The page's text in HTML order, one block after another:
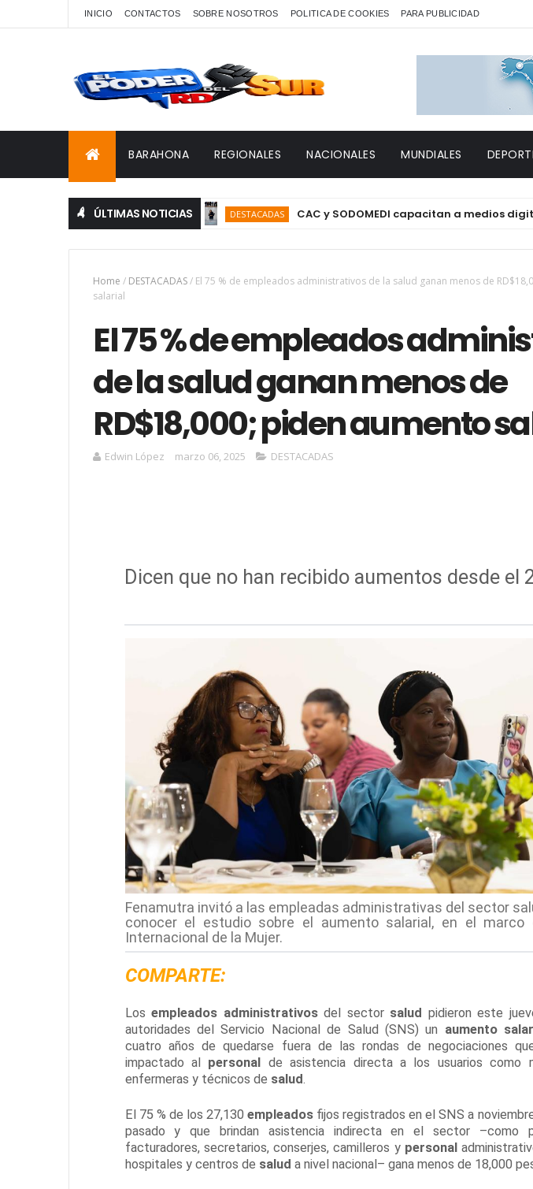
INICIO CONTACTOS SOBRE NOSOTROS POLITICA DE COOKIES PARA PUBLICIDAD
BARAHONA REGIONALES NACIONALES MUNDIALES
ÚLTIMAS NOTICIASDESTACADAS CAC y SODOMEDI capacitan a medios digitales
Home / DESTACADAS/ El 75 % de empleados administrativos de la salud ganan menos de
salarial
El 75 % de empleados
de la salud ganan menos de
RD$18,000; piden aumento
Edwin López marzo 06, 2025 DESTACADAS
Dicen que no han recibido aumentos desde el
Fenamutra invitó a las empleadas administrativas del sector
conocer el estudio sobre el aumento salarial, en el marco
Internacional de la Mujer.
COMPARTE:
Losempleados administrativosdel sector salud pidieron este
autoridades del Servicio Nacional de Salud (SNS) un aumento
cuatro años de quedarse fuera de las rondas de negociaciones
impactado al personal de asistencia directa a los usuarios como
enfermeras y técnicos de salud.
El 75 % de los 27,130 empleados fijos registrados en el SNS a
pasado y que brindan asistencia indirecta en el sector –como
facturadores, secretarios, conserjes, camilleros y personal
hospitales y centros de salud a nivel nacional– gana menos de 18,000